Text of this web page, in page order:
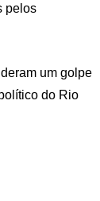
pelos
um golpe
do Rio